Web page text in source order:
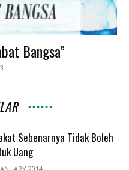
Bangsa”
Sebenarnya Tidak Boleh
Uang